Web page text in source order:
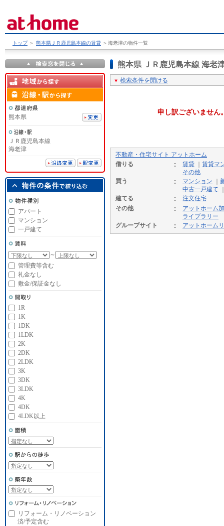
トップ ＞ 熊本県ＪＲ鹿児島本線の賃貸 ＞ 海老津の物件一覧
熊本県 ＪＲ鹿児島本線 海老
検索条件を開ける
申し訳ございません
不動産・住宅サイト アットホーム
借りる
賃貸
賃貸マ
その他
買う
マンション
中古一戸建て
建てる
注文住宅
その他
アットホーム
ライブラリー
グループサイト
アットホーム
熊本県
ＪＲ鹿児島本線
海老津
アパート
マンション
一戸建て
～
管理費等含む
礼金なし
敷金/保証金なし
1R
1K
1DK
1LDK
2K
2DK
2LDK
3K
3DK
3LDK
4K
4DK
4LDK以上
リフォーム・リノベーション
済/予定含む